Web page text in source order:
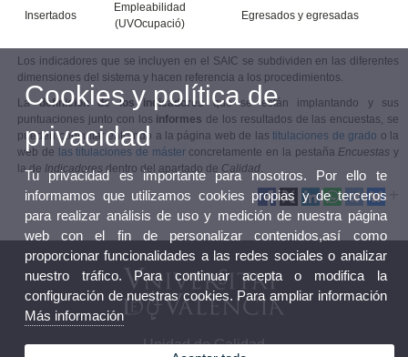
Insertados
Empleabilidad
(UVOcupació)
Egresados y egresadas
Los indicadores que se incluyen en el SAIC se subdividen en las diferentes
dimensiones del sistema y hacen referencia a los procedimientos.
Ladefinición de los indicadoresque se están implantando y sus
puntuaciones junto con los informes de los resultados de las encuestas, se
pueden consultar entrando a la página web de lastitulaciones de grado o la
web de las titulaciones de másterconcretamente en la pestaña Encuestas y
la de Indicadores dentro del apartado de Calidad.
Unidad de Calidad
Cookies y política de
privacidad
Tu privacidad es importante para nosotros. Por ello te
informamos que utilizamos cookies propias y de terceros
para realizar análisis de uso y medición de nuestra página
web con el fin de personalizar contenidos,así como
proporcionar funcionalidades a las redes sociales o analizar
nuestro tráfico. Para continuar acepta o modifica la
configuración de nuestras cookies. Para ampliar información
Más información